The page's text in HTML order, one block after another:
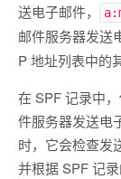
送电子邮件，
邮件服务器发送
P 地址列表中的
在 SPF 记录中
件服务器发送电
时，它会检查发
并根据 SPF 记